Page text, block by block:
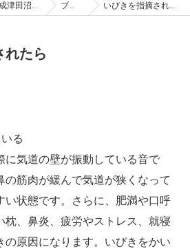
習志野市の整骨院は京成津田沼整骨院 ブログ いびきを指摘されたら
れたら
る
気道の壁が振動している音で
の筋肉が緩んで気道が狭くなって
い状態です。さらに、肥満や口呼
枕、鼻炎、疲労やストレス、就寝
の原因になります。いびきをかい